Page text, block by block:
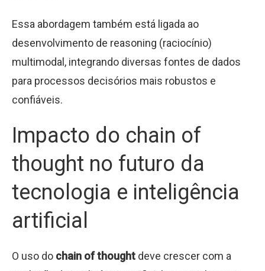
Essa abordagem também está ligada ao
desenvolvimento de reasoning (raciocínio)
multimodal, integrando diversas fontes de dados
para processos decisórios mais robustos e
confiáveis.
Impacto do chain of
thought no futuro da
tecnologia e inteligência
artificial
O uso do chain of thought deve crescer com a